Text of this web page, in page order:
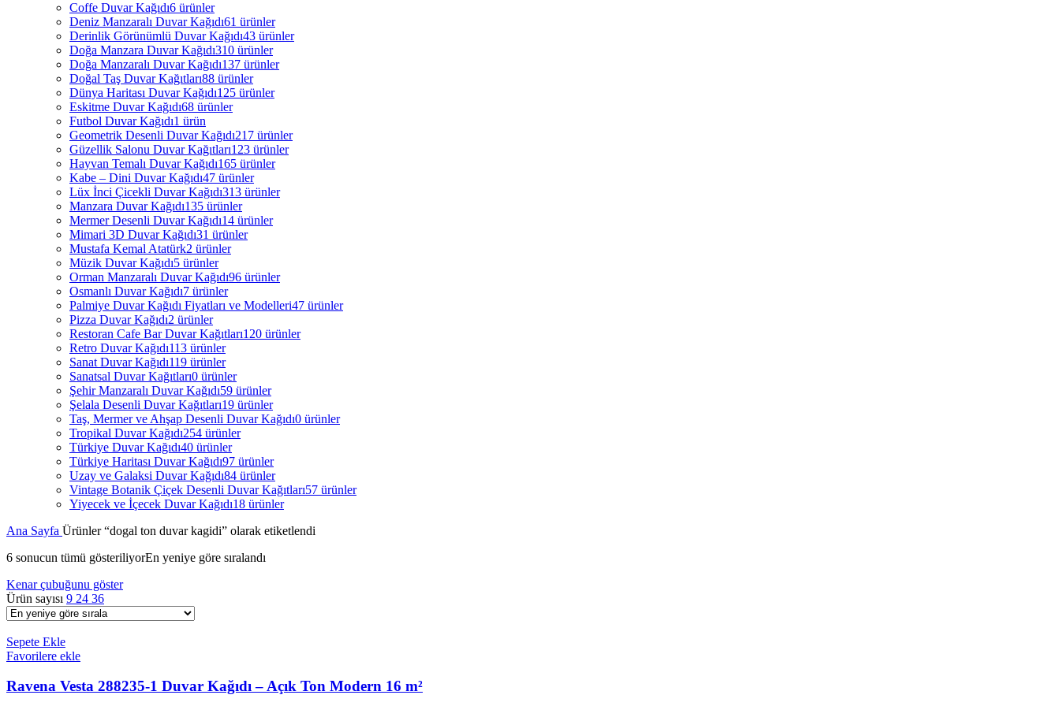
Coffe Duvar Kağıdı6 ürünler
Deniz Manzaralı Duvar Kağıdı61 ürünler
Derinlik Görünümlü Duvar Kağıdı43 ürünler
Doğa Manzara Duvar Kağıdı310 ürünler
Doğa Manzaralı Duvar Kağıdı137 ürünler
Doğal Taş Duvar Kağıtları88 ürünler
Dünya Haritası Duvar Kağıdı125 ürünler
Eskitme Duvar Kağıdı68 ürünler
Futbol Duvar Kağıdı1 ürün
Geometrik Desenli Duvar Kağıdı217 ürünler
Güzellik Salonu Duvar Kağıtları123 ürünler
Hayvan Temalı Duvar Kağıdı165 ürünler
Kabe – Dini Duvar Kağıdı47 ürünler
Lüx İnci Çicekli Duvar Kağıdı313 ürünler
Manzara Duvar Kağıdı135 ürünler
Mermer Desenli Duvar Kağıdı14 ürünler
Mimari 3D Duvar Kağıdı31 ürünler
Mustafa Kemal Atatürk2 ürünler
Müzik Duvar Kağıdı5 ürünler
Orman Manzaralı Duvar Kağıdı96 ürünler
Osmanlı Duvar Kağıdı7 ürünler
Palmiye Duvar Kağıdı Fiyatları ve Modelleri47 ürünler
Pizza Duvar Kağıdı2 ürünler
Restoran Cafe Bar Duvar Kağıtları120 ürünler
Retro Duvar Kağıdı113 ürünler
Sanat Duvar Kağıdı119 ürünler
Sanatsal Duvar Kağıtları0 ürünler
Şehir Manzaralı Duvar Kağıdı59 ürünler
Şelala Desenli Duvar Kağıtları19 ürünler
Taş, Mermer ve Ahşap Desenli Duvar Kağıdı0 ürünler
Tropikal Duvar Kağıdı254 ürünler
Türkiye Duvar Kağıdı40 ürünler
Türkiye Haritası Duvar Kağıdı97 ürünler
Uzay ve Galaksi Duvar Kağıdı84 ürünler
Vintage Botanik Çiçek Desenli Duvar Kağıtları57 ürünler
Yiyecek ve İçecek Duvar Kağıdı18 ürünler
Ana Sayfa Ürünler “dogal ton duvar kagidi” olarak etiketlendi
6 sonucun tümü gösteriliyorEn yeniye göre sıralandı
Kenar çubuğunu göster
Ürün sayısı 9 24 36
Sepete Ekle
Favorilere ekle
Ravena Vesta 288235-1 Duvar Kağıdı – Açık Ton Modern 16 m²